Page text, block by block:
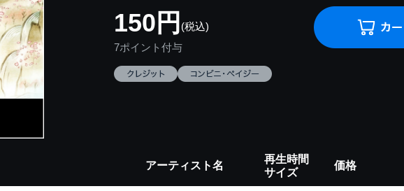
150円 (税込)
7ポイント付与
アーティスト名
再生時間
サイズ
価格